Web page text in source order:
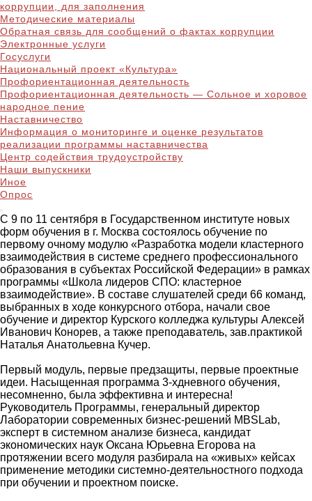
коррупции, для заполнения
Методические материалы
Обратная связь для сообщений о фактах коррупции
Электронные услуги
Госуслуги
Национальный проект «Культура»
Профориентационная деятельность
Профориентационная деятельность — Сольное и хоровое
народное пение
Наставничество
Информация о мониторинге и оценке результатов
реализации программы наставничества
Центр содействия трудоустройству
Наши выпускники
Иное
Опрос
С 9 по 11 сентября в Государственном институте новых
форм обучения в г. Москва состоялось обучение по
первому очному модулю «Разработка модели кластерного
взаимодействия в системе среднего профессионального
образования в субъектах Российской Федерации» в рамках
программы «Школа лидеров СПО: кластерное
взаимодействие». В составе слушателей среди 66 команд,
выбранных в ходе конкурсного отбора, начали свое
обучение и директор Курского колледжа культуры Алексей
Иванович Конорев, а также преподаватель, зав.практикой
Наталья Анатольевна Кучер.
Первый модуль, первые предзащиты, первые проектные
идеи. Насыщенная программа 3-хдневного обучения,
несомненно, была эффективна и интересна!
Руководитель Программы, генеральный директор
Лаборатории современных бизнес-решений MBSLab,
эксперт в системном анализе бизнеса, кандидат
экономических наук Оксана Юрьевна Егорова на
протяжении всего модуля разбирала на «живых» кейсах
применение методики системно-деятельностного подхода
при обучении и проектном поиске.